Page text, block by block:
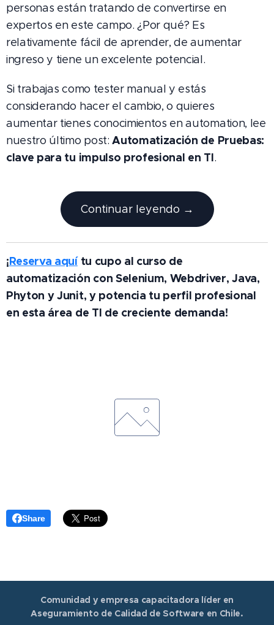
personas están tratando de convertirse en
expertos en este campo. ¿Por qué? Es
relativamente fácil de aprender, de aumentar
ingreso y tiene un excelente potencial.
Si trabajas como tester manual y estás
considerando hacer el cambio, o quieres
aumentar tienes conocimientos en automation, lee
nuestro último post:Automatización de Pruebas:
clave para tu impulso profesional en TI.
Continuar leyendo →
¡Reserva aquí tu cupo al curso de
automatización con Selenium, Webdriver, Java,
Phyton y Junit, y potencia tu perfil profesional
en esta área de TI de creciente demanda!
Share
Comunidad y empresa capacitadora líder en
Aseguramiento de Calidad de Software en Chile.